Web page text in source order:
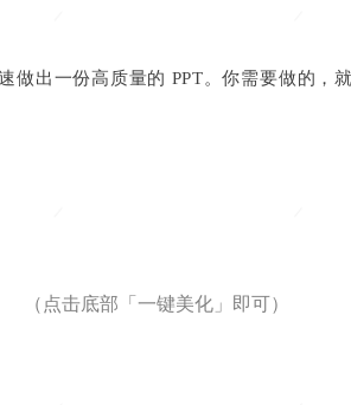
做出一份高质量的 PPT。你需要做的，